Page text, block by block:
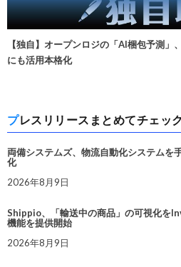
【独自】オープンロジの「AI梱包予測」
にも活用本格化
プレスリリースまとめてチェック
両備システムズ、物流自動化システムを
化
2026年8月9日
Shippio、「輸送中の商品」の可視化を
機能を提供開始
2026年8月9日